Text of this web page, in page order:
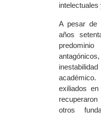
intelectuales
A pesar de
años
exiliados
otros